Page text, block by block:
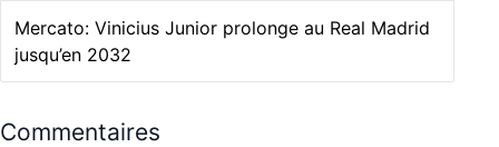
Mercato: Vinicius Junior prolonge au Real Madrid
jusqu’en 2032
Commentaires